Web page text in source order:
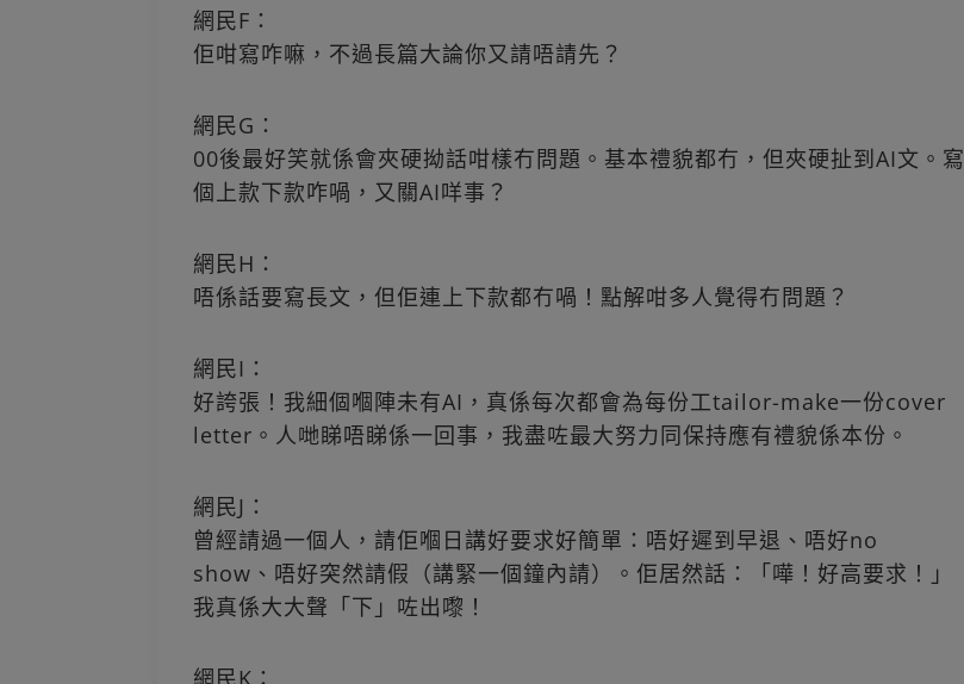
網民F：
佢咁寫咋嘛，不過長篇大論你又請唔請先？
網民G：
00後最好笑就係會夾硬拗話咁樣冇問題。基本禮貌都冇，但夾硬扯到AI文。寫
個上款下款咋喎，又關AI咩事？
網民H：
唔係話要寫長文，但佢連上下款都冇喎！點解咁多人覺得冇問題？
網民I：
好誇張！我細個嗰陣未有AI，真係每次都會為每份工tailor-make一份cover
letter。人哋睇唔睇係一回事，我盡咗最大努力同保持應有禮貌係本份。
網民J：
曾經請過一個人，請佢嗰日講好要求好簡單：唔好遲到早退、唔好no
show、唔好突然請假（講緊一個鐘內請）。佢居然話：「嘩！好高要求！」
我真係大大聲「下」咗出嚟！